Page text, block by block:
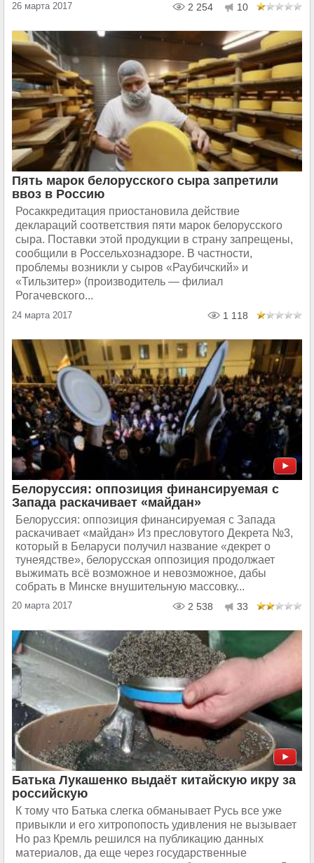
26 марта 2017 2 254 10
Пять марок белорусского сыра запретили
ввоз в Россию
Росаккредитация приостановила действие
деклараций соответствия пяти марок белорусского
сыра. Поставки этой продукции в страну запрещены,
сообщили в Россельхознадзоре. В частности,
проблемы возникли у сыров «Раубичский» и
«Тильзитер» (производитель — филиал
Рогачевского...
24 марта 2017 1 118
Белоруссия: оппозиция финансируемая с
Запада раскачивает «майдан»
Белоруссия: оппозиция финансируемая с Запада
раскачивает «майдан» Из пресловутого Декрета №3,
который в Беларуси получил название «декрет о
тунеядстве», белорусская оппозиция продолжает
выжимать всё возможное и невозможное, дабы
собрать в Минске внушительную массовку...
20 марта 2017 2 538 33
Батька Лукашенко выдаёт китайскую икру за
российскую
К тому что Батька слегка обманывает Русь все уже
привыкли и его хитропопость удивления не вызывает
Но раз Кремль решился на публикацию данных
материалов, да еще через государственные